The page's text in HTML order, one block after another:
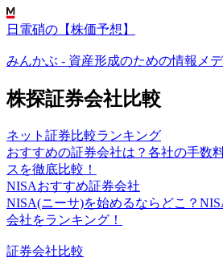
日電硝の【株価予想】
みんかぶ - 資産形成のための情報メ
株探証券会社比較
ネット証券比較ランキング
おすすめの証券会社は？各社の手数
スを徹底比較！
NISAおすすめ証券会社
NISA(ニーサ)を始めるならどこ？
会社をランキング！
証券会社比較